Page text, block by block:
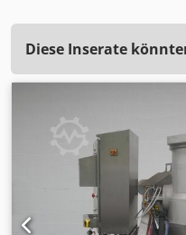
Diese Inserate